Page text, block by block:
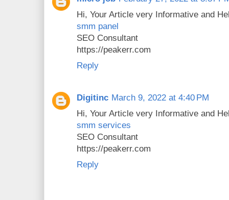
Hi, Your Article very Informative and
smm panel
SEO Consultant
https://peakerr.com
Reply
Digitinc March 9, 2022 at 4:40 PM
Hi, Your Article very Informative and
smm services
SEO Consultant
https://peakerr.com
Reply